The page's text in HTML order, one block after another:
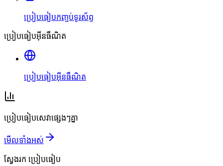
ប្រៀបធៀបកញ្ចប់ទូរស័ព្ទ
ប្រៀបធៀបអ៊ីនធឺណិត
ប្រៀបធៀបអ៊ីនធឺណិត
ប្រៀបធៀបសេវាផ្សេងៗគ្នា
មើលទាំងអស់
ស្វែងរក ប្រៀបធៀប